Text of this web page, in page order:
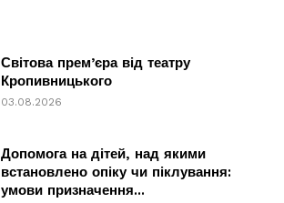
Світова прем’єра від театру
Кропивницького
03.08.2026
Допомога на дітей, над якими
встановлено опіку чи піклування:
умови призначення...